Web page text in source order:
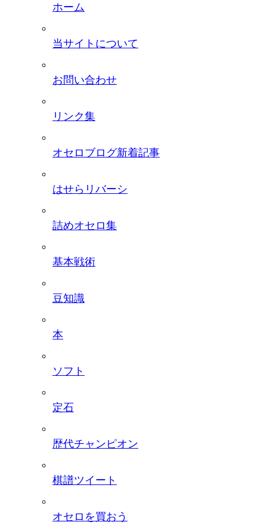
ホーム
当サイトについて
お問い合わせ
リンク集
オセロブログ新着記事
はせらリバーシ
詰めオセロ集
基本戦術
豆知識
本
ソフト
定石
歴代チャンピオン
棋譜ツイート
オセロを買おう